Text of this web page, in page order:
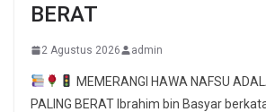
BERAT
2 Agustus 2026 admin
MEMERANGI HAWA NAFSU
PALING BERAT Ibrahim bin Basyar